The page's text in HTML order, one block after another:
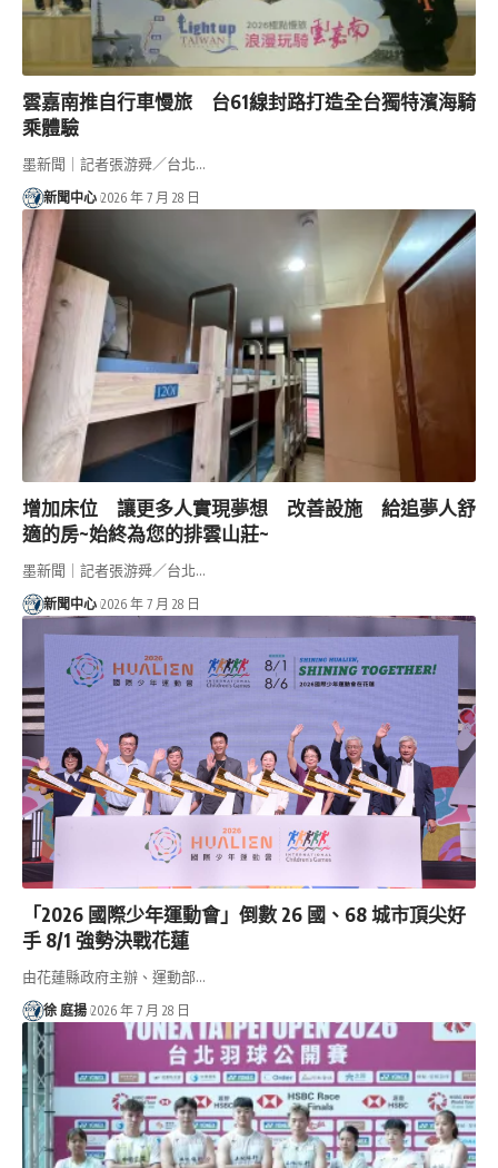
雲嘉南推自行車慢旅 台61線封路打造全台獨特濱海騎
乘體驗
墨新聞｜記者張游舜／台北…
新聞中心 2026 年 7 月 28 日
增加床位 讓更多人實現夢想 改善設施 給追夢人舒
適的房~始終為您的排雲山莊~
墨新聞｜記者張游舜／台北…
新聞中心 2026 年 7 月 28 日
「2026 國際少年運動會」倒數 26 國、68 城市頂尖好
手 8/1 強勢決戰花蓮
由花蓮縣政府主辦、運動部…
徐 庭揚 2026 年 7 月 28 日